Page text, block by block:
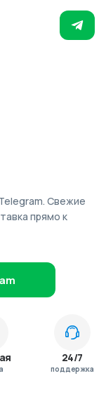
Свежие
прямо к
24/7
поддержка